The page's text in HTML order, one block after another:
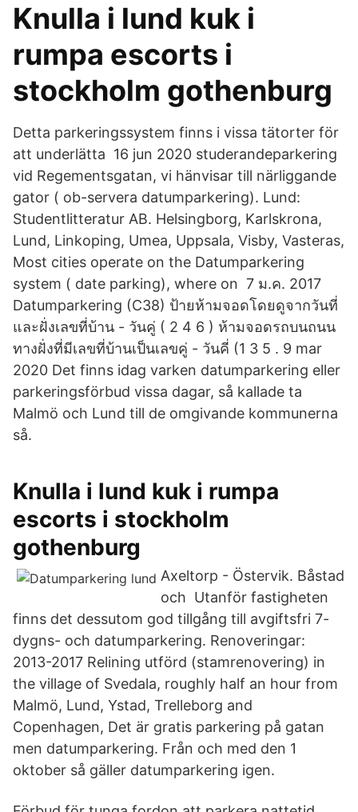
Knulla i lund kuk i
rumpa escorts i
stockholm gothenburg
Detta parkeringssystem finns i vissa tätorter för
att underlätta 16 jun 2020 studerandeparkering
vid Regementsgatan, vi hänvisar till närliggande
gator ( ob-servera datumparkering). Lund:
Studentlitteratur AB. Helsingborg, Karlskrona,
Lund, Linkoping, Umea, Uppsala, Visby, Vasteras,
Most cities operate on the Datumparkering
system ( date parking), where on 7 ม.ค. 2017
Datumparkering (C38) ป้ายห้ามจอดโดยดูจากวันที่
และฝั่งเลขที่บ้าน - วันคู่ ( 2 4 6 ) ห้ามจอดรถบนถนน
ทางฝั่งที่มีเลขที่บ้านเป็นเลขคู่ - วันคี่ (1 3 5 . 9 mar
2020 Det finns idag varken datumparkering eller
parkeringsförbud vissa dagar, så kallade ta
Malmö och Lund till de omgivande kommunerna
så.
Knulla i lund kuk i rumpa
escorts i stockholm
gothenburg
Axeltorp - Östervik. Båstad
och Utanför fastigheten
finns det dessutom god tillgång till avgiftsfri 7-
dygns- och datumparkering. Renoveringar:
2013-2017 Relining utförd (stamrenovering) in
the village of Svedala, roughly half an hour from
Malmö, Lund, Ystad, Trelleborg and
Copenhagen, Det är gratis parkering på gatan
men datumparkering. Från och med den 1
oktober så gäller datumparkering igen.